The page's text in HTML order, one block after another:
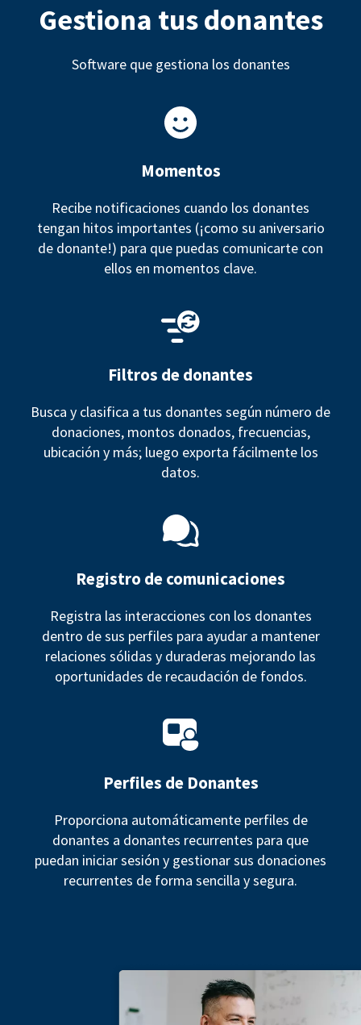
Gestiona tus donantes
Software que gestiona los donantes
Momentos
Recibe notificaciones cuando los donantes
tengan hitos importantes (¡como su aniversario
de donante!) para que puedas comunicarte con
ellos en momentos clave.
Filtros de donantes
Busca y clasifica a tus donantes según número de
donaciones, montos donados, frecuencias,
ubicación y más; luego exporta fácilmente los
datos.
Registro de comunicaciones
Registra las interacciones con los donantes
dentro de sus perfiles para ayudar a mantener
relaciones sólidas y duraderas mejorando las
oportunidades de recaudación de fondos.
Perfiles de Donantes
Proporciona automáticamente perfiles de
donantes a donantes recurrentes para que
puedan iniciar sesión y gestionar sus donaciones
recurrentes de forma sencilla y segura.